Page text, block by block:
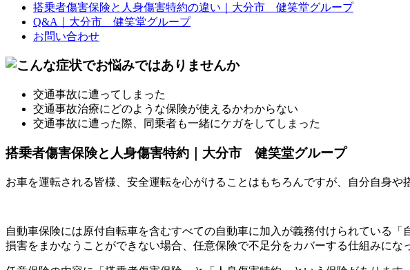
搭乗者傷害保険と人身傷害特約の違い｜大分市 健笑堂グループ
Q&A｜大分市 健笑堂グループ
お問い合わせ
交通事故に遭ってしまった
交通事故治療にどのような保険が使えるかわからない
交通事故に遭った際、同乗者も一緒にケガをしてしまった
搭乗者傷害保険と人身傷害特約｜大分市 健笑堂グループ
お車を運転される皆様、安全運転を心がけることはもちろんですが、自分自身や
自動車保険には原付自転車を含むすべての自動車に加入が義務付けられている
損害をまかなうことができない場合、任意保険で不足分をカバーする仕組みにな